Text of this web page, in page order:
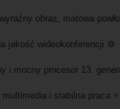
obraz, matowa
jakość wideokonferencji ⚙️
i mocny procesor 13.
multimedia i stabilna praca ⚡